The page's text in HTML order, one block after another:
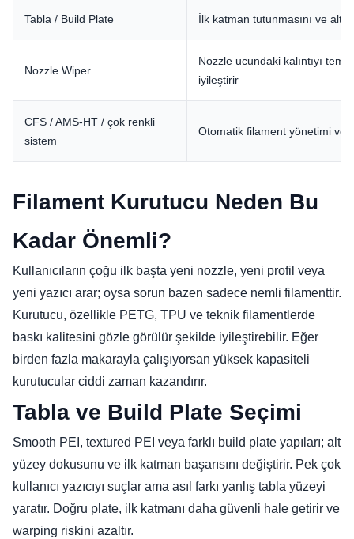
Tabla / Build Plate İlk katman tutunmasını ve alt
Nozzle Wiper
Nozzle ucundaki kalıntıyı
iyileştirir
CFS / AMS-HT / çok renkli
sistem
Otomatik filament yönetimi ve
Filament Kurutucu Neden Bu
Kadar Önemli?
Kullanıcıların çoğu ilk başta yeni nozzle, yeni profil veya
yeni yazıcı arar; oysa sorun bazen sadece nemli filamenttir.
Kurutucu, özellikle PETG, TPU ve teknik filamentlerde
baskı kalitesini gözle görülür şekilde iyileştirebilir. Eğer
birden fazla makarayla çalışıyorsan yüksek kapasiteli
kurutucular ciddi zaman kazandırır.
Tabla ve Build Plate Seçimi
Smooth PEI, textured PEI veya farklı build plate yapıları; alt
yüzey dokusunu ve ilk katman başarısını değiştirir. Pek çok
kullanıcı yazıcıyı suçlar ama asıl farkı yanlış tabla yüzeyi
yaratır. Doğru plate, ilk katmanı daha güvenli hale getirir ve
warping riskini azaltır.